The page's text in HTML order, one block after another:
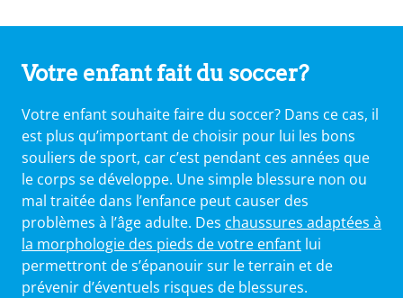
Votre enfant fait du soccer?
Votre enfant souhaite faire du soccer? Dans ce cas, il
est plus qu’important de choisir pour lui les bons
souliers de sport, car c’est pendant ces années que
le corps se développe. Une simple blessure non ou
mal traitée dans l’enfance peut causer des
problèmes à l’âge adulte. Des chaussures adaptées à
la morphologie des pieds de votre enfant lui
permettront de s’épanouir sur le terrain et de
prévenir d’éventuels risques de blessures.